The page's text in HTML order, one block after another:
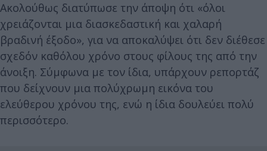
Ακολούθως διατύπωσε την άποψη ότι «όλοι
χρειάζονται μια διασκεδαστική και χαλαρή
βραδινή έξοδο», για να αποκαλύψει ότι δεν διέθεσε
σχεδόν καθόλου χρόνο στους φίλους της από την
άνοιξη. Σύμφωνα με τον ίδια, υπάρχουν ρεπορτάζ
που δείχνουν μια πολύχρωμη εικόνα του
ελεύθερου χρόνου της, ενώ η ίδια δουλεύει πολύ
περισσότερο.